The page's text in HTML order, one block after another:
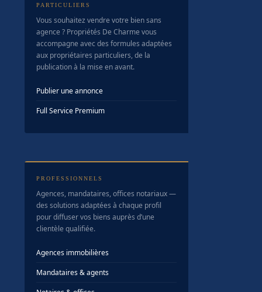
PARTICULIERS
Vous souhaitez vendre votre bien sans
agence ? Propriétés De Charme vous
accompagne avec des formules adaptées
aux propriétaires particuliers, de la
publication à la mise en avant.
Publier une annonce
Full Service Premium
PROFESSIONNELS
Agences, mandataires, offices notariaux —
des solutions adaptées à chaque profil
pour diffuser vos biens auprès d’une
clientèle qualifiée.
Agences immobilières
Mandataires & agents